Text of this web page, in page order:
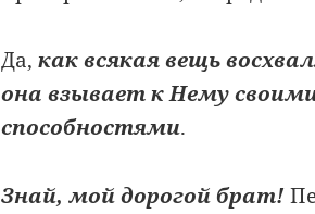
Да,как всякая вещь
она взывает к Нему
способностями.
Знай, мой дорогой брат!